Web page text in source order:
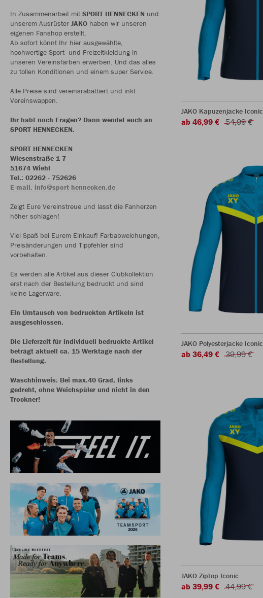
In Zusammenarbeit mit SPORT HENNECKEN und
unserem Ausrüster JAKO haben wir unseren
eigenen Fanshop erstellt.
Ab sofort könnt Ihr hier ausgewählte,
hochwertige Sport- und Freizeitkleidung in
unseren Vereinsfarben erwerben. Und das alles
zu tollen Konditionen und einem super Service.
Alle Preise sind vereinsrabattiert und inkl.
Vereinswappen.
Ihr habt noch Fragen? Dann wendet euch an
SPORT HENNECKEN.
SPORT HENNECKEN
Wiesenstraße 1-7
51674 Wiehl
Tel.: 02262 - 752626
E-mail. info@sport-hennecken.de
Zeigt Eure Vereinstreue und lasst die Fanherzen
höher schlagen!
Viel Spaß bei Eurem Einkauf! Farbabweichungen,
Preisänderungen und Tippfehler sind
vorbehalten.
Es werden alle Artikel aus dieser Clubkollektion
erst nach der Bestellung bedruckt und sind
keine Lagerware.
Ein Umtausch von bedruckten Artikeln ist
ausgeschlossen.
Die Lieferzeit für individuell bedruckte Artikel
beträgt aktuell ca. 15 Werktage nach der
Bestellung.
Waschhinweis: Bei max.40 Grad, links
gedreht, ohne Weichspüler und nicht in den
Trockner!
JAKO Kapuzenjacke Iconic
ab 46,99 € 54,99 €
JAKO Polyesterjacke Iconic
ab 36,49 € 39,99 €
JAKO Ziptop Iconic
ab 39,99 € 44,99 €